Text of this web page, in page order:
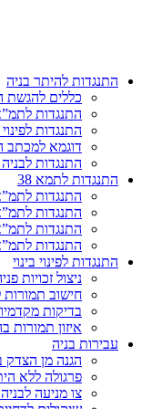
התנגדות להיתר בניה
כללים להגשת
התנגדות לתמ”א 38 – מדריך להגשת
התנגדות לפינוי
דוגמא למכתב
התנגדות
התנגדות לתמא 38
התנגדות לתמ”א 38 – מדריך להגשת
התנגדות לתמ”א 38 – הגדלת התמורה
התנגדות לתמ”א 38 – הפחתת זכויות
התנגדות לתמ”א 38 – שיקולים להענקת מלוא זכויות
התנגדות לפינוי בינוי
ניצול זכויות
חישוב תמורות
בדיקות
איזון תמורות
עבירות בניה
הגנה מן הצדק
פרגולה ללא
צו מניעה